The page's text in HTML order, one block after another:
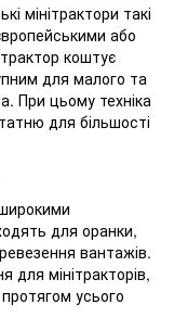
мінітрактори такі
або
коштує
для малого та
При цьому техніка
для більшості
для оранки,
вантажів.
для мінітракторів,
усього